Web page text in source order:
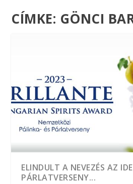
CÍMKE: GÖNCI
ELINDULT A NEVEZÉS AZ
PÁRLATVERSENY...